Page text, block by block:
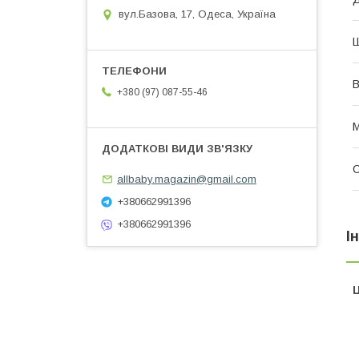
вул.Базова, 17, Одеса, Україна
+380 (97) 087-55-46
allbaby.magazin@gmail.com
+380662991396
+380662991396